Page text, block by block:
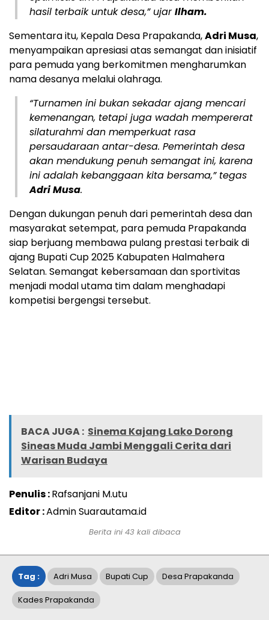
hasil terbaik untuk desa,” ujarIlham.
Sementara itu, Kepala Desa Prapakanda,Adri Musa,
menyampaikan apresiasi atas semangat dan inisiatif
para pemuda yang berkomitmen mengharumkan
nama desanya melalui olahraga.
“Turnamen ini bukan sekadar ajang mencari
kemenangan, tetapi juga wadah mempererat
silaturahmi dan memperkuat rasa
persaudaraan antar-desa. Pemerintah desa
akan mendukung penuh semangat ini, karena
ini adalah kebanggaan kita bersama,” tegas
Adri Musa.
Dengan dukungan penuh dari pemerintah desa dan
masyarakat setempat, para pemuda Prapakanda
siap berjuang membawa pulang prestasi terbaik di
ajang Bupati Cup 2025 Kabupaten Halmahera
Selatan. Semangat kebersamaan dan sportivitas
menjadi modal utama tim dalam menghadapi
kompetisi bergengsi tersebut.
BACA JUGA : Sinema Kajang Lako Dorong
Sineas Muda Jambi Menggali Cerita dari
Warisan Budaya
Penulis :Rafsanjani M.utu
Editor :Admin Suarautama.id
Berita ini 43kali dibaca
Tag : Adri Musa Bupati Cup Desa Prapakanda
Kades Prapakanda